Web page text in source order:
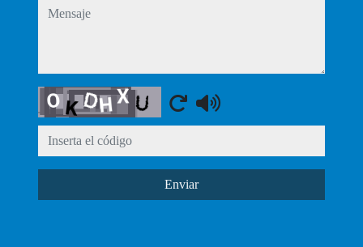
mensaje
Captcha
Enviar